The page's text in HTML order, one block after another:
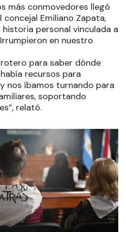
más conmovedores llegó
Emiliano Zapata,
personal vinculada a
en nuestro
para saber dónde
recursos para
nos íbamos turnando para
soportando
relató.